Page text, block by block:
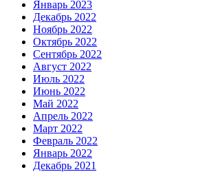
Январь 2023
Декабрь 2022
Ноябрь 2022
Октябрь 2022
Сентябрь 2022
Август 2022
Июль 2022
Июнь 2022
Май 2022
Апрель 2022
Март 2022
Февраль 2022
Январь 2022
Декабрь 2021